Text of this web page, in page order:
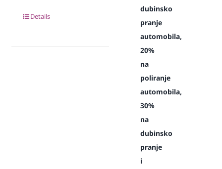
Details
dubinsko
pranje
automobila,
20%
na
poliranje
automobila,
30%
na
dubinsko
pranje
i